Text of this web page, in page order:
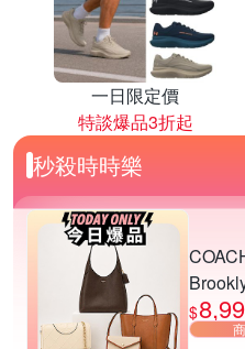
一日限定價
特談爆品3折起
秒殺時時樂
／斜背
款可選
$